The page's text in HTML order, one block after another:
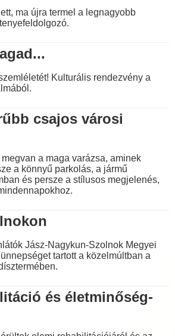
ma újra termel a legnagyobb
Kulturális rendezvény a
csajos városi
a maga varázsa, aminek
a könnyű parkolás, a jármű
és persze a stílusos megjelenés,
Jász-Nagykun-Szolnok Megyei
tartott a közelmúltban a
és életminőség-